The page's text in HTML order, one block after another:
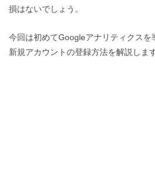
損はないでしょう。
今回は初めてGoogleアナリティクスを
新規アカウントの登録方法を解説します